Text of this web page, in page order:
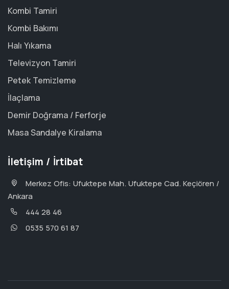
Kombi Tamiri
Kombi Bakımı
Halı Yıkama
Televizyon Tamiri
Petek Temizleme
İlaçlama
Demir Doğrama / Ferforje
Masa Sandalye Kiralama
İletişim / İrtibat
Merkez Ofis: Ufuktepe Mah. Ufuktepe Cad. Keçiören /
Ankara
444 28 46
0535 570 61 87